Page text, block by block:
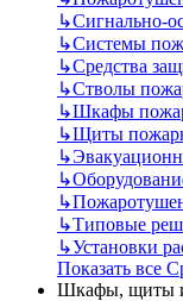
↳Сигнально-
↳Системы
↳Средства
↳Стволы
↳Шкафы
↳Щиты
↳
↳
↳
↳Типовые
↳Установки
Показать все
Шкафы, щиты